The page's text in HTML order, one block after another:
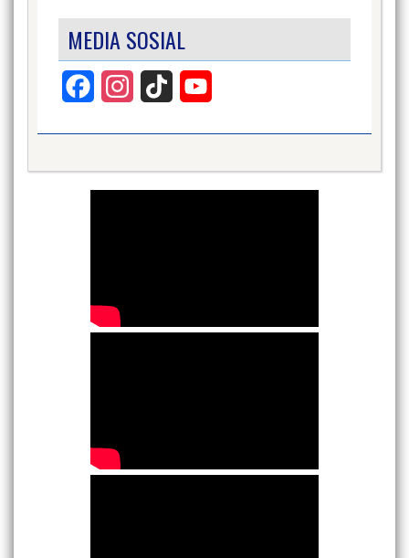
MEDIA SOSIAL
Facebook InstagramTikTok